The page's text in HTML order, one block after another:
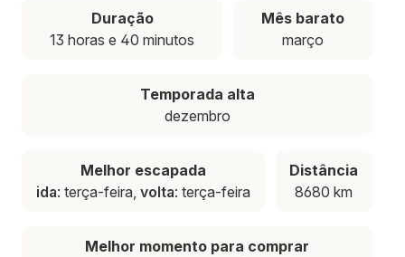
Duração
13 horas e 40 minutos
Mês barato
março
Temporada alta
dezembro
Melhor escapada
ida: terça-feira, volta: terça-feira
Distância
8680 km
Melhor momento para comprar